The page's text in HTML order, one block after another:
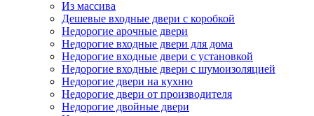
Из массива
Дешевые входные двери с коробкой
Недорогие арочные двери
Недорогие входные двери для дома
Недорогие входные двери с установкой
Недорогие входные двери с шумоизоляцией
Недорогие двери на кухню
Недорогие двери от производителя
Недорогие двойные двери